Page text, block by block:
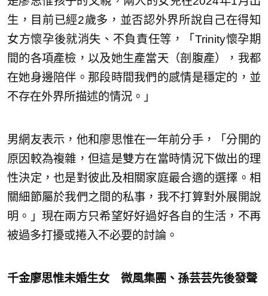
生，目前已經2歲多，並否認外界所說自己在得知
女方懷孕後就消失、不負責任等，「Trinity懷孕期
間的各項產檢，以及她生產當天（剖腹產），我都
在她身邊陪伴。那段時間我們的感情是穩定的，並
不存在外界所描述的情況。」
男網友表示，他和廖思惟在一年前分手，「分開的
原因較為複雜，但這是雙方在當時情況下做出的理
性決定，也是對彼此及相關家庭最合適的選擇。相
關細節屬於我們之間的私事，我不打算對外展開說
明。」現在兩方只希望好好過好各自的生活，不再
被過多打擾或捲入不必要的討論。
千金廖思惟未婚生女 微風集團、孫芸芸先後發聲